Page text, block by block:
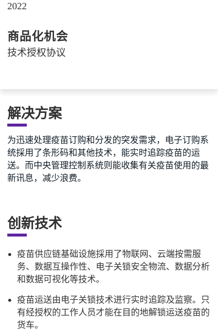
2022
商品化机会
技术授权协议
解决方案
为迅速处理疫苗订购和分发的突发需求，电子订购系
统採用了条形码和其他技术，能实时追踪疫苗的运
送。而中央管理控制系统则能收集有关疫苗使用的最
新讯息，减少浪费。
创新技术
疫苗供应链基础设施採用了物联网、云端按需服
务、数据互操作性、电子关锁安全物流、数据分析
和数据可视化等技术。
疫苗运送由电子关锁技术进行实时追踪及监察。只
有经授权的工作人员才能在目的地解锁运送疫苗的
货车。